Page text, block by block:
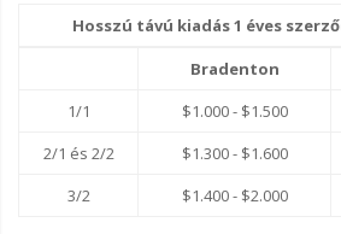
Hosszú távú kiadás 1 éves
Bradenton
1/1
$1.000 - $1.500
2/1 és 2/2
$1.300 - $1.600
3/2
$1.400 - $2.000